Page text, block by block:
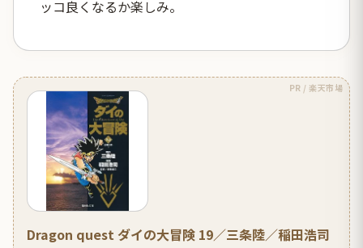
ッコ良くなるか楽しみ。
PR / 楽天市場
Dragon quest ダイの大冒険 19／三条陸／稲田浩司